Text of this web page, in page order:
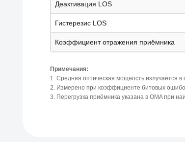
Деактивация LOS
Гистерезис LOS
Коэффициент отражения приёмника
Примечания:
1. Средняя оптическая мощность излучается в
2. Измерено при коэффициенте битовых
3. Перегрузка приёмника указана в OMA при